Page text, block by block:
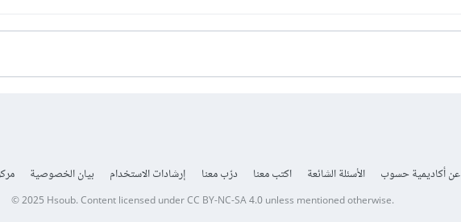
عن أكاديمية حسوب الأسئلة الشائعة اكتب معنا درّب معنا إرشادات الاستخدام بيان الخصوصية
© 2025 Hsoub.Content licensed underCC BY-NC-SA 4.0unless mentioned otherwise.